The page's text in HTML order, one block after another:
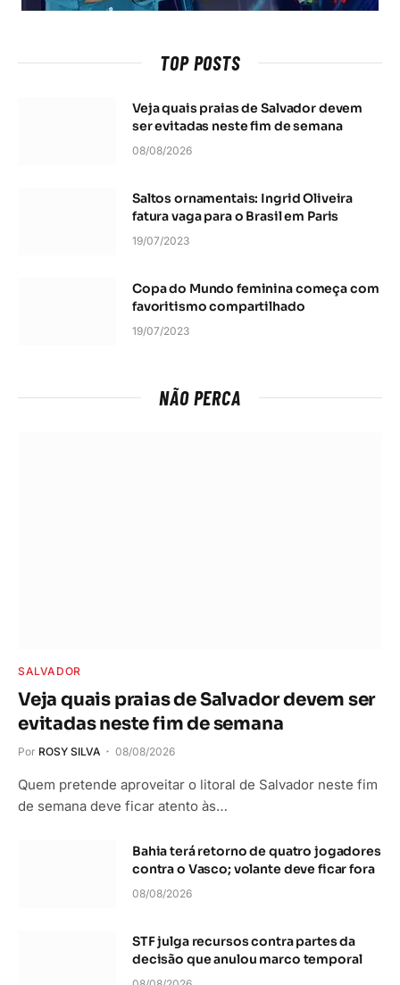
TOP POSTS
Veja quais praias de Salvador devem
ser evitadas neste fim de semana
08/08/2026
Saltos ornamentais: Ingrid Oliveira
fatura vaga para o Brasil em Paris
19/07/2023
Copa do Mundo feminina começa com
favoritismo compartilhado
19/07/2023
NÃO PERCA
SALVADOR
Veja quais praias de Salvador devem ser
evitadas neste fim de semana
Por ROSY SILVA 08/08/2026
Quem pretende aproveitar o litoral de Salvador neste fim
de semana deve ficar atento às…
Bahia terá retorno de quatro jogadores
contra o Vasco; volante deve ficar fora
08/08/2026
STF julga recursos contra partes da
decisão que anulou marco temporal